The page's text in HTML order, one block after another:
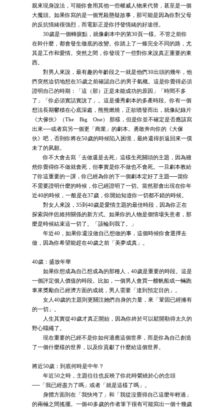
親來現身說法，可能你會用其他一些權威人物來代替，甚至是一個
大魔頭。如果你寫的是一個兇殺懸疑故事，那可能是因為你對父母
的反抗情緒很強烈，而電影正是你抒發情緒的好途徑。
30歲是一個轉捩點，就像劇本中的第30頁一樣。不管之前你
在幹什麼，都會發生徹底的改變。你踏上了一條完全不同的路，尤
其是工作和愛情。突然之間，你發現了一些對你來說真正重要的東
西。
對男人來說，最有趣的年齡段之一就是他們30出頭的幾年，他
們突然迫切地想在35歲之前確認自己的男子氣概。這是你覺得必須
證明自己的時期：「這（那）正是未能成功的原因」「時間不多
了」「你必須實話實說了」。這是優秀劇本的多產時段。你有一個
想法長期鬱積在心底深處，熊熊燃燒，正欲噴發而出，就像紀錄片
《大傢伙》（The Big One） 那樣，但是你並不確定是否應該寫
出來──或者寫另一個更「商業」的劇本。勇敢奔向你的《大傢
伙》吧，否則你將在50歲的時候陷入困境，最終還得折返回來一償
未了的夙願。
你不大會去寫「去做還是去死」這樣生死關頭的主題，因為雖
然你覺得你不做就會死，但事實是你不做也不會死。一旦劇本教給
了你這重要的一課，你已經為你的下一個劇本定好了主題──當你
不需要證明什麼的時候，你已經證明了一切。當然那會出現在你年
近40的時候，一般是在37歲，你開始知道你一切都不錯的時候。
對女人來說，35到40歲是愛情主題的最佳時段，因為你正在
探索與伴侶維持關係的新方式。如果你的人物是個情場失意者，那
麼是時候結束這一切了。「該輪到我了。」
年近40，如果你還沒做自己想做的事，這個時候你會選擇去
做，因為你希望能趕在40歲之前「美夢成真」。
40歲：盛放年華
如果你想成為自己想成為的那種人，40歲是重要的時段。這是
一個評定個人價值的時段。比如，一個男人會買一艘帆船或一輛跑
車來獎勵自己經濟方面的成就，男人需要「達到預定目的」。
女人40歲的主題則更關注她們自身的力量，來「鞏固已經擁有
的一切」。
人生其實從40歲才真正開始，因為你終於可以鬆開勒得太久的
野心韁繩了。
現在重要的已經不是你如何適應這個世界，而是你為自己創造
了一個什麼樣的世界，以及你貢獻了什麼給這個世界。
將近50歲：到底何時是中年？
年近50之時，主題往往也反映了你此時縈繞於心的念頭
──「我已經盡力了嗎」或者「就是這樣了嗎」。
身體方面則在「我快垮了」和「我從沒覺得自己這麼年輕過」
的兩極之間搖擺。一個40多歲的作者筆下很有可能寫出一個十幾歲